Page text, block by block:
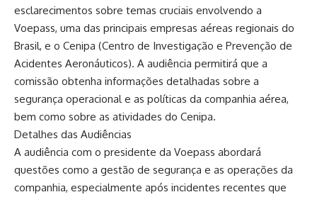
esclarecimentos sobre temas cruciais envolvendo a
Voepass, uma das principais empresas aéreas regionais do
Brasil, e o Cenipa (Centro de Investigação e Prevenção de
Acidentes Aeronáuticos). A audiência permitirá que a
comissão obtenha informações detalhadas sobre a
segurança operacional e as políticas da companhia aérea,
bem como sobre as atividades do Cenipa.
Detalhes das Audiências
A audiência com o presidente da Voepass abordará
questões como a gestão de segurança e as operações da
companhia, especialmente após incidentes recentes que